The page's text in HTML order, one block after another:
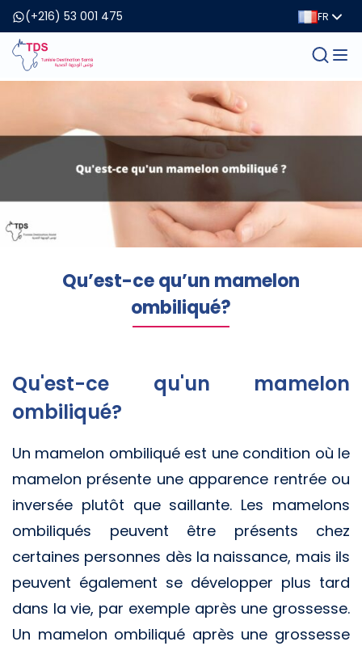
(+216) 53 001 475 FR
Qu’est-ce qu’un mamelon
ombiliqué?
Qu'est-ce qu'un mamelon
ombiliqué?
Un mamelon ombiliqué est une condition où le
mamelon présente une apparence rentrée ou
inversée plutôt que saillante. Les mamelons
ombiliqués peuvent être présents chez
certaines personnes dès la naissance, mais ils
peuvent également se développer plus tard
dans la vie, par exemple après une grossesse.
Un mamelon ombiliqué après une grossesse